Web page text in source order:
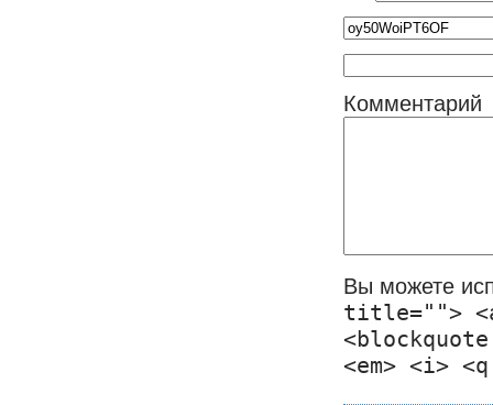
Комментарий
Вы можете
title="">
<em> <i>